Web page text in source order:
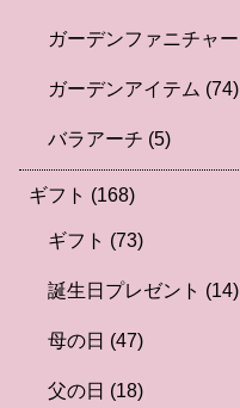
ガーデンファニチャー
ガーデンアイテム (74)
バラアーチ (5)
ギフト (168)
ギフト (73)
誕生日プレゼント (14)
母の日 (47)
父の日 (18)